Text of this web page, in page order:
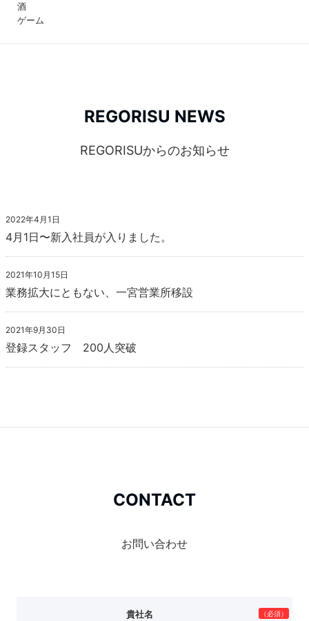
酒
ゲーム
REGORISU NEWS
REGORISUからのお知らせ
2022年4月1日
4月1日〜新入社員が入りました。
2021年10月15日
業務拡大にともない、一宮営業所移設
2021年9月30日
登録スタッフ 200人突破
CONTACT
お問い合わせ
貴社名 （必須）